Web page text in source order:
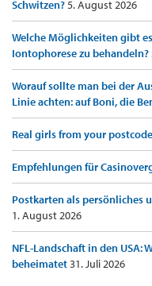
Schwitzen?5. August 2026
Welche Möglichkeiten gibt
Iontophorese zu behandeln?
Worauf sollte man bei der
Linie achten: auf Boni, die
Real girls from your postcode
Empfehlungen für
Postkarten als
1. August 2026
NFL-Landschaft in den USA:
beheimatet31. Juli 2026